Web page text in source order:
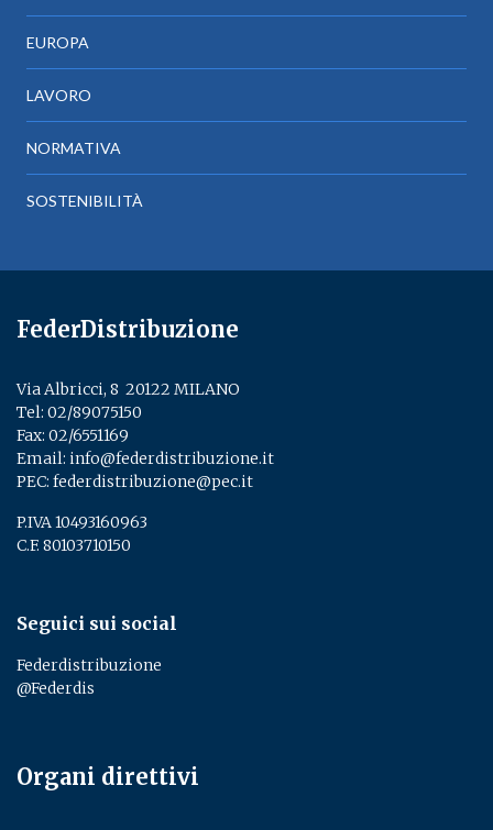
EUROPA
LAVORO
NORMATIVA
SOSTENIBILITÀ
FederDistribuzione
Via Albricci, 8 ­ 20122 MILANO
Tel: 02/89075150
Fax: 02/6551169
Email: info@federdistribuzione.it
PEC: federdistribuzione@pec.it
P.IVA 10493160963
C.F. 80103710150
Seguici sui social
Federdistribuzione
@Federdis
Organi direttivi